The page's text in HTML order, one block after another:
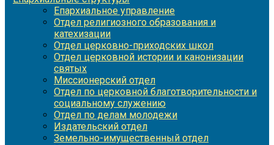
Епархиальное управление
Отдел религиозного образования и
катехизации
Отдел церковно-приходских школ
Отдел церковной истории и канонизации
святых
Миссионерский отдел
Отдел по церковной благотворительности и
социальному служению
Отдел по делам молодежи
Издательский отдел
Земельно-имущественный отдел